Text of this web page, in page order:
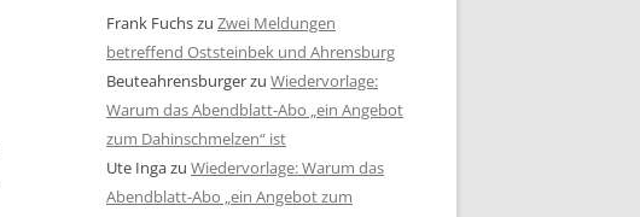
Frank Fuchszu Zwei Meldungen
betreffend Oststeinbek und Ahrensburg
Beuteahrensburgerzu Wiedervorlage:
Warum das Abendblatt-Abo „ein Angebot
zum Dahinschmelzen“ ist
Ute Ingazu Wiedervorlage: Warum das
Abendblatt-Abo „ein Angebot zum